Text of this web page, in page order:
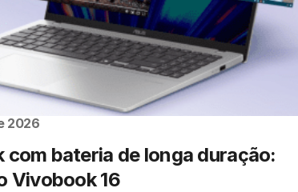
2026
com bateria de longa duração:
Vivobook 16